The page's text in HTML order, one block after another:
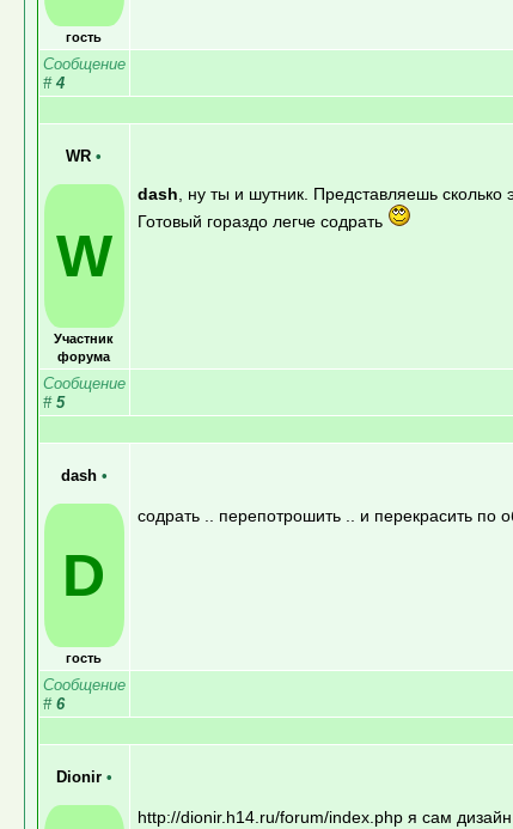
гость
Сообщение
# 4
WR •
W
Участник
форума
dash , ну ты и шутник. Представляешь сколько
Готовый гораздо легче содрать
Сообщение
# 5
dash •
D
гость
содрать .. перепотрошить .. и перекрасить по
Сообщение
# 6
Dionir •
http://dionir.h14.ru/forum/index.php я сам